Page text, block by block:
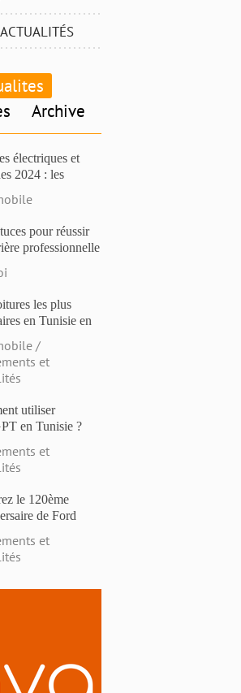
Archive
électriques et
2024 : les
pour réussir
professionnelle
les plus
en Tunisie en
caractéristiques
/
et
utiliser
en Tunisie ?
et
le 120ème
de Ford
Ford en
: Profitez de
Exceptionnelles
et